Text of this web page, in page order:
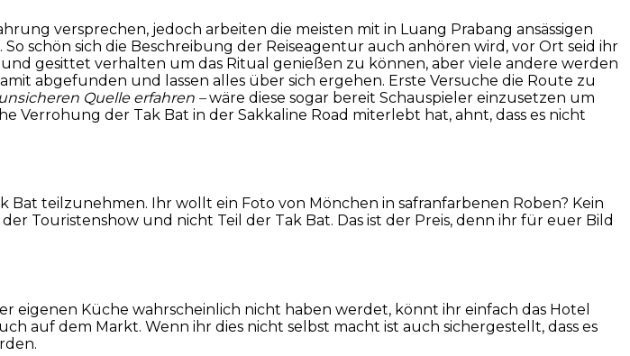
versprechen, jedoch arbeiten die meisten mit in Luang Prabang ansässigen
schön sich die Beschreibung der Reiseagentur auch anhören wird, vor Ort seid ihr
gesittet verhalten um das Ritual genießen zu können, aber viele andere werden
abgefunden und lassen alles über sich ergehen. Erste Versuche die Route zu
Quelle erfahren –wäre diese sogar bereit Schauspieler einzusetzen um
der Tak Bat in der Sakkaline Road miterlebt hat, ahnt, dass es nicht
Bat teilzunehmen. Ihr wollt ein Foto von Mönchen in safranfarbenen Roben? Kein
Touristenshow und nicht Teil der Tak Bat. Das ist der Preis, denn ihr für euer Bild
eigenen Küche wahrscheinlich nicht haben werdet, könnt ihr einfach das Hotel
auf dem Markt. Wenn ihr dies nicht selbst macht ist auch sichergestellt, dass es